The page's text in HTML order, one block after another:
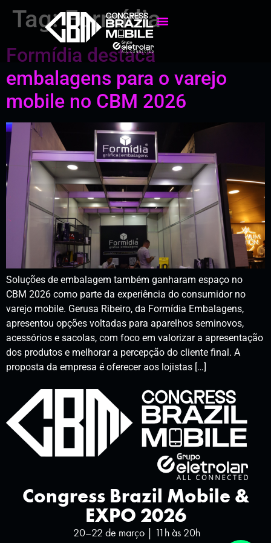
Tag:Formídia
Formídia destaca
embalagens para o varejo
mobile no CBM 2026
Soluções de embalagem também ganharam espaço no
CBM 2026 como parte da experiência do consumidor no
varejo mobile. Gerusa Ribeiro, da Formídia Embalagens,
apresentou opções voltadas para aparelhos seminovos,
acessórios e sacolas, com foco em valorizar a apresentação
dos produtos e melhorar a percepção do cliente final. A
proposta da empresa é oferecer aos lojistas […]
Congress Brazil Mobile &
EXPO 2026
20–22 de março | 11h às 20h